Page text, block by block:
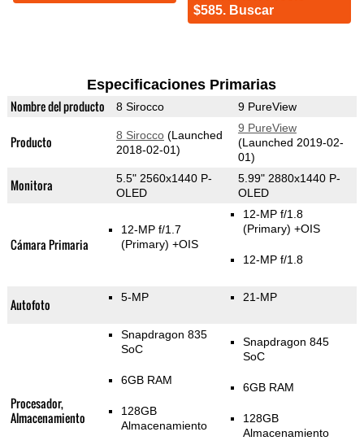
$585. Buscar
Especificaciones Primarias
Nombre del producto 8 Sirocco 9 PureView
Producto 8 Sirocco(Launched
2018-02-01)
9 PureView
(Launched 2019-02-
01)
Monitora
5.5" 2560x1440 P-
OLED
5.99" 2880x1440 P-
OLED
Cámara Primaria
12-MP f/1.7
(Primary) +OIS
12-MP f/1.8
(Primary) +OIS
12-MP f/1.8
Autofoto 5-MP 21-MP
Procesador,
Almacenamiento
Snapdragon 835
SoC
6GB RAM
128GB
Almacenamiento
Snapdragon 845
SoC
6GB RAM
128GB
Almacenamiento